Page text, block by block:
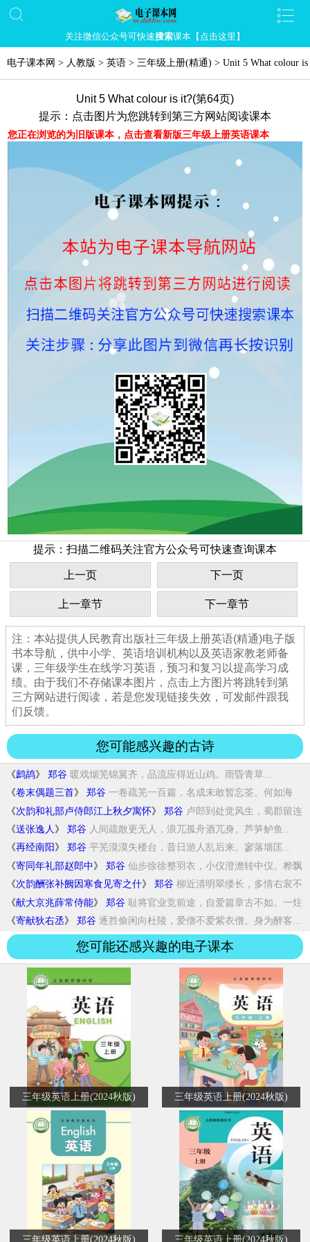
关注微信公众号可快速搜索课本【点击这里】
电子课本网 > 人教版 > 英语 > 三年级上册(精通) > Unit 5 What colour is
Unit 5 What colour is it?(第64页)
提示：点击图片为您跳转到第三方网站阅读课本
您正在浏览的为旧版课本，点击查看新版三年级上册英语课本
提示：扫描二维码关注官方公众号可快速查询课本
上一页 下一页
上一章节 下一章节
注：本站提供人民教育出版社三年级上册英语(精通)电子版
书本导航，供中小学、英语培训机构以及英语家教老师备
课，三年级学生在线学习英语，预习和复习以提高学习成
绩。由于我们不存储课本图片，点击上方图片将跳转到第
三方网站进行阅读，若是您发现链接失效，可发邮件跟我
们反馈。
您可能感兴趣的古诗
《鹧鸪》 郑谷 暖戏烟芜锦翼齐，品流应得近山鸡。雨昏青草...
《卷末偶题三首》 郑谷 一卷疏芜一百篇，名成未敢暂忘筌。何如海
日...
《次韵和礼部卢侍郎江上秋夕寓怀》 郑谷 卢郎到处觉风生，蜀郡留连
亚相情。乱后江山...
《送张逸人 》 郑谷 人间疏散更无人，浪兀孤舟酒兀身。芦笋鲈鱼...
《再经南阳 》 郑谷 平芜漠漠失楼台，昔日游人乱后来。寥落墙匡...
《寄同年礼部赵郎中》 郑谷 仙步徐徐整羽衣，小仪澄澹转中仪。桦飘
红烬...
《次韵酬张补阙因寒食见寄之什》 郑谷 柳近清明翠缕长，多情右衮不
相忘。开缄虽睹...
《献大京兆薛常侍能》 郑谷 耻将官业竞前途，自爱篇章古不如。一炷
香新...
《寄献狄右丞》 郑谷 逐胜偷闲向杜陵，爱僧不爱紫衣僧。身为醉客...
您可能还感兴趣的电子课本
三年级英语上册(2024秋版) 三年级英语上册(2024秋版)
三年级英语上册(2024秋版) 三年级英语上册(2024秋版)